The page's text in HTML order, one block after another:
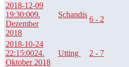
2018-12-09
19:30:009.
Dezember
2018
Schandis
6 - 2
2018-10-24
22:15:0024.
Oktober 2018
Utting 2 - 7